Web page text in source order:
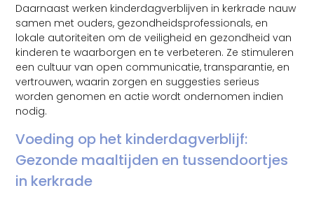
Daarnaast werken kinderdagverblijven in kerkrade nauw
samen met ouders, gezondheidsprofessionals, en
lokale autoriteiten om de veiligheid en gezondheid van
kinderen te waarborgen en te verbeteren. Ze stimuleren
een cultuur van open communicatie, transparantie, en
vertrouwen, waarin zorgen en suggesties serieus
worden genomen en actie wordt ondernomen indien
nodig.
Voeding op het kinderdagverblijf:
Gezonde maaltijden en tussendoortjes
in kerkrade